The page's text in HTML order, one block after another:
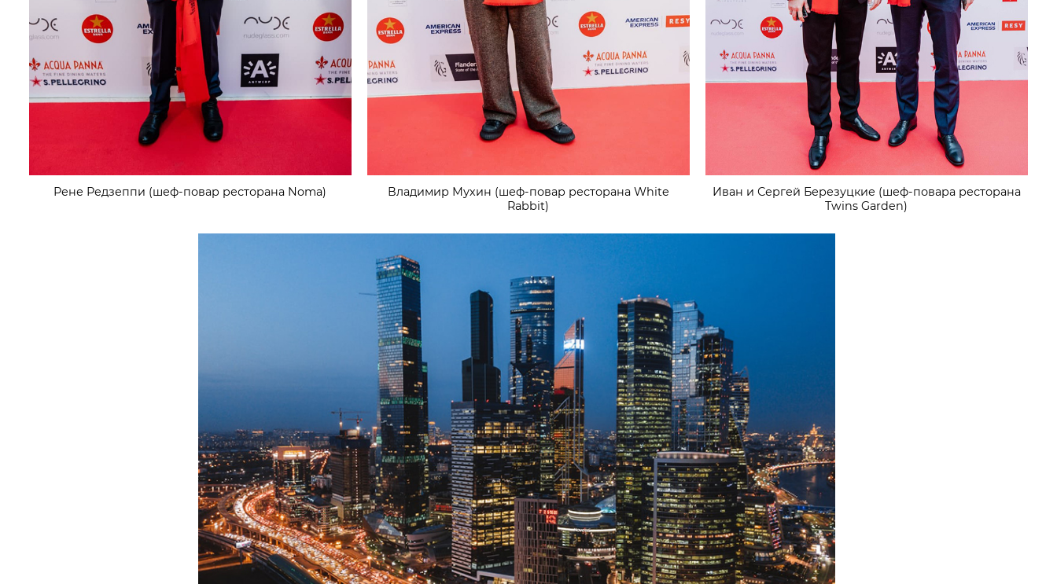
Рене Редзеппи (шеф-повар ресторана Noma)
Владимир Мухин (шеф-повар ресторана White
Rabbit)
Иван и Сергей Березуцкие (шеф-повара ресторана
Twins Garden)